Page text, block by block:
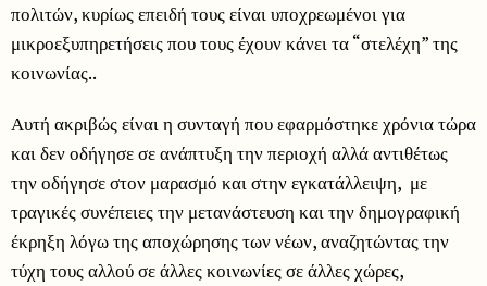
πολιτών, κυρίως επειδή τους είναι υποχρεωμένοι για
μικροεξυπηρετήσεις που τους έχουν κάνει τα “στελέχη” της
κοινωνίας..
Αυτή ακριβώς είναι η συνταγή που εφαρμόστηκε χρόνια τώρα
και δεν οδήγησε σε ανάπτυξη την περιοχή αλλά αντιθέτως
την οδήγησε στον μαρασμό και στην εγκατάλλειψη, με
τραγικές συνέπειες την μετανάστευση και την δημογραφική
έκρηξη λόγω της αποχώρησης των νέων, αναζητώντας την
τύχη τους αλλού σε άλλες κοινωνίες σε άλλες χώρες,